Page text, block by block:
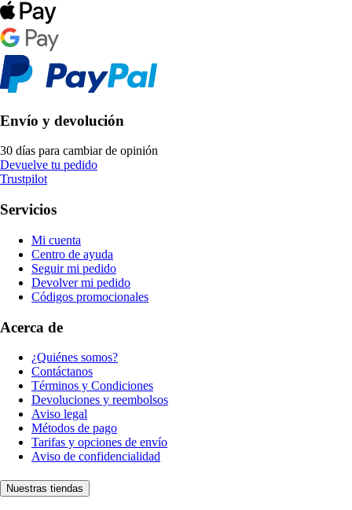
Envío y devolución
30 días para cambiar de opinión
Devuelve tu pedido
Trustpilot
Servicios
Mi cuenta
Centro de ayuda
Seguir mi pedido
Devolver mi pedido
Códigos promocionales
Acerca de
¿Quiénes somos?
Contáctanos
Términos y Condiciones
Devoluciones y reembolsos
Aviso legal
Métodos de pago
Tarifas y opciones de envío
Aviso de confidencialidad
Nuestras tiendas